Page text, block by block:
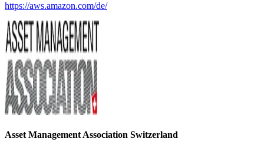
https://aws.amazon.com/de/
Asset Management Association Switzerland